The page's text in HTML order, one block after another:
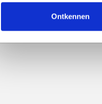
Ontkennen